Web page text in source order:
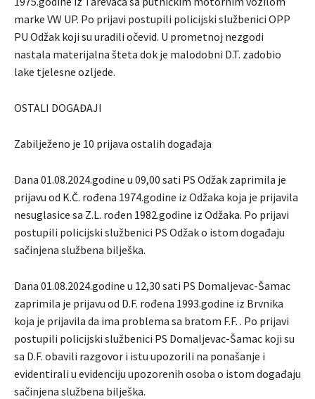
marke VW UP. Po prijavi postupili policijski službenici OPP
PU Odžak koji su uradili očevid. U prometnoj nezgodi
nastala materijalna šteta dok je malodobni D.T. zadobio
lake tjelesne ozljede.
OSTALI DOGAĐAJI
Zabilježeno je 10 prijava ostalih događaja
Dana 01.08.2024.godine u 09,00 sati PS Odžak zaprimila je
prijavu od K.Č. rođena 1974.godine iz Odžaka koja je prijavila
nesuglasice sa Z.L. rođen 1982.godine iz Odžaka. Po prijavi
postupili policijski službenici PS Odžak o istom događaju
sačinjena službena bilješka.
Dana 01.08.2024.godine u 12,30 sati PS Domaljevac-Šamac
zaprimila je prijavu od D.F. rođena 1993.godine iz Brvnika
koja je prijavila da ima problema sa bratom F.F. . Po prijavi
postupili policijski službenici PS Domaljevac-Šamac koji su
sa D.F. obavili razgovor i istu upozorili na ponašanje i
evidentirali u evidenciju upozorenih osoba o istom događaju
sačinjena službena bilješka.